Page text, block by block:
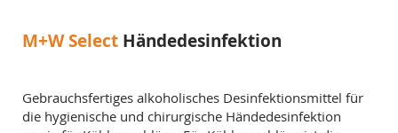
M+W Select Händedesinfektion
Gebrauchsfertiges alkoholisches Desinfektionsmittel für
die hygienische und chirurgische Händedesinfektion